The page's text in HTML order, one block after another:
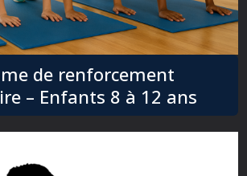
de renforcement
– Enfants 8 à 12 ans